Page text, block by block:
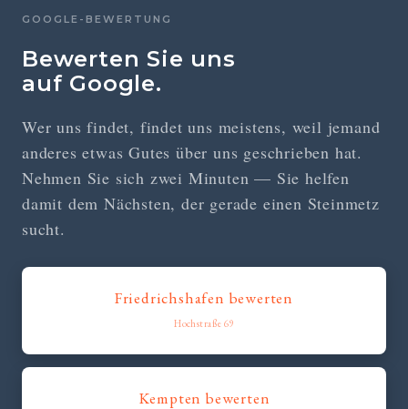
GOOGLE-BEWERTUNG
Bewerten Sie uns
auf Google.
Wer uns findet, findet uns meistens, weil jemand
anderes etwas Gutes über uns geschrieben hat.
Nehmen Sie sich zwei Minuten — Sie helfen
damit dem Nächsten, der gerade einen Steinmetz
sucht.
Friedrichshafen bewerten
Hochstraße 69
Kempten bewerten